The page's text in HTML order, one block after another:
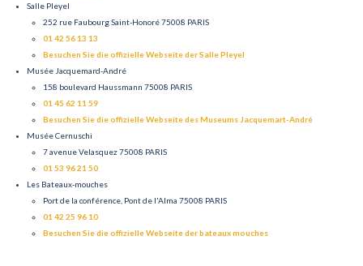
Salle Pleyel
252 rue Faubourg Saint-Honoré 75008 PARIS
01 42 56 13 13
Besuchen Sie die offizielle Webseite der Salle Pleyel
Musée Jacquemard-André
158 boulevard Haussmann 75008 PARIS
01 45 62 11 59
Besuchen Sie die offizielle Webseite des Museums Jacquemart-André
Musée Cernuschi
7 avenue Velasquez 75008 PARIS
01 53 96 21 50
Les Bateaux-mouches
Port de la conférence, Pont de l'Alma 75008 PARIS
01 42 25 96 10
Besuchen Sie die offizielle Webseite der bateaux mouches